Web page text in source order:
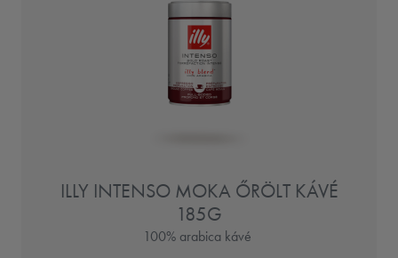
ILLY INTENSO MOKA ŐRÖLT KÁVÉ
185G
100% arabica kávé